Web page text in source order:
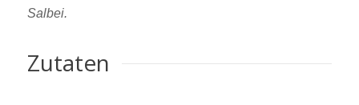
Salbei.
Zutaten